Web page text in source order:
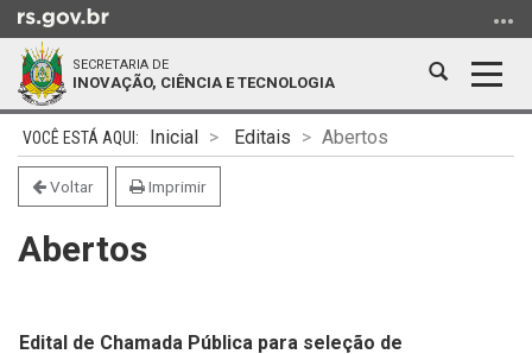
para
conteúdo
para
menu
para
SECRETARIA DE
INOVAÇÃO, CIÊNCIA E TECNOLOGIA
Abrir
Início
do
conteúdo
Inicial Editais Abertos
Voltar Imprimir
Abertos
Edital de Chamada Pública para seleção de